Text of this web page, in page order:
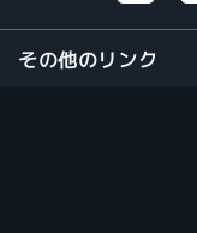
その他のリンク